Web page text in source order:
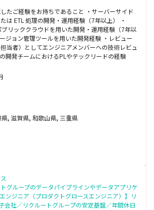
たご経験をお持ちであること ・サーバーサイド
は ETL 処理の開発・運用経験（7年以上） ・
リッククラウドを用いた開発・運用経験（7年以
ジョン管理ツールを用いた開発経験 ・レビュー
当者）としてエンジニアメンバーへの技術レビュ
開発チームにおけるPLやテックリードの経験
, 滋賀県, 和歌山県, 三重県
トグループのデータパイプラインやデータアプリケ
ンジニア（プロダクトグロースエンジニア）】リ
会社／リクルートグループの安定基盤／年間休日